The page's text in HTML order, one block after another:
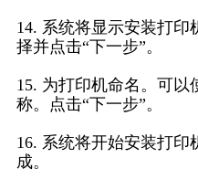
14. 系统将显示安装打
择并点击“下一步”。
15. 为打印机命名。可以
称。点击“下一步”。
16. 系统将开始安装打
成。